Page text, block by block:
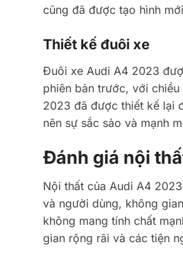
cũng đã được tạo hình
Thiết kế đuôi xe
Đuôi xe Audi A4 2023
phiên bản trước, với
2023 đã được thiết kế lại
nên sự sắc sảo và mạnh
Đánh giá nội
Nội thất của Audi A4
và người dùng, không
không mang tính chất
gian rộng rãi và các tiện